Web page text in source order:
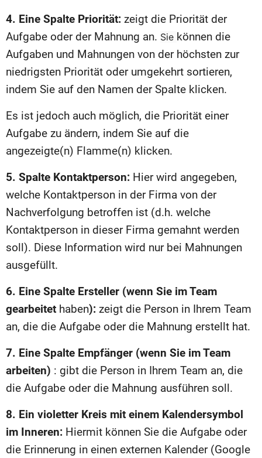
4. Eine Spalte Priorität: zeigt die Priorität der
Aufgabe oder der Mahnung an. Sie können die
Aufgaben und Mahnungen von der höchsten zur
niedrigsten Priorität oder umgekehrt sortieren,
indem Sie auf den Namen der Spalte klicken.
Es ist jedoch auch möglich, die Priorität einer
Aufgabe zu ändern, indem Sie auf die
angezeigte(n) Flamme(n) klicken.
5. Spalte Kontaktperson: Hier wird angegeben,
welche Kontaktperson in der Firma von der
Nachverfolgung betroffen ist (d.h. welche
Kontaktperson in dieser Firma gemahnt werden
soll). Diese Information wird nur bei Mahnungen
ausgefüllt.
6. Eine Spalte Ersteller (wenn Sie im Team
gearbeitet haben): zeigt die Person in Ihrem Team
an, die die Aufgabe oder die Mahnung erstellt hat.
7. Eine Spalte Empfänger (wenn Sie im Team
arbeiten) : gibt die Person in Ihrem Team an, die
die Aufgabe oder die Mahnung ausführen soll.
8. Ein violetter Kreis mit einem Kalendersymbol
im Inneren: Hiermit können Sie die Aufgabe oder
die Erinnerung in einen externen Kalender (Google